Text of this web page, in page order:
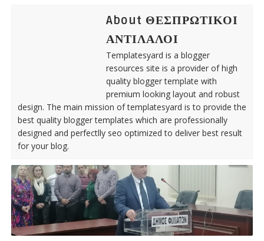
About ΘΕΣΠΡΩΤΙΚΟΙ
ΑΝΤΙΛΑΛΟΙ
Templatesyard is a blogger
resources site is a provider of high
quality blogger template with
premium looking layout and robust
design. The main mission of templatesyard is to provide the
best quality blogger templates which are professionally
designed and perfectlly seo optimized to deliver best result
for your blog.